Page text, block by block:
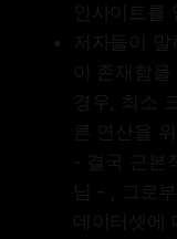
인사이트를
저자들이
이 존재함을
경우, 최소
른 연산을
- 결국 근본
님 - , 그로
데이터셋에